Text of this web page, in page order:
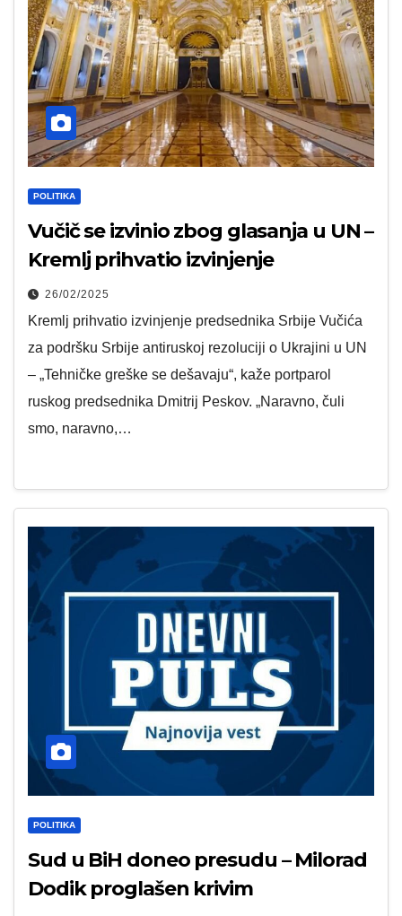
POLITIKA
Vučič se izvinio zbog glasanja u UN –
Kremlj prihvatio izvinjenje
26/02/2025
Kremlj prihvatio izvinjenje predsednika Srbije Vučića
za podršku Srbije antiruskoj rezoluciji o Ukrajini u UN
– „Tehničke greške se dešavaju“, kaže portparol
ruskog predsednika Dmitrij Peskov. „Naravno, čuli
smo, naravno,…
POLITIKA
Sud u BiH doneo presudu – Milorad
Dodik proglašen krivim